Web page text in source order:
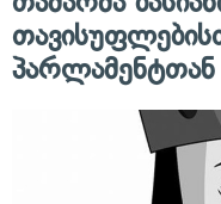
პარლამენტთან